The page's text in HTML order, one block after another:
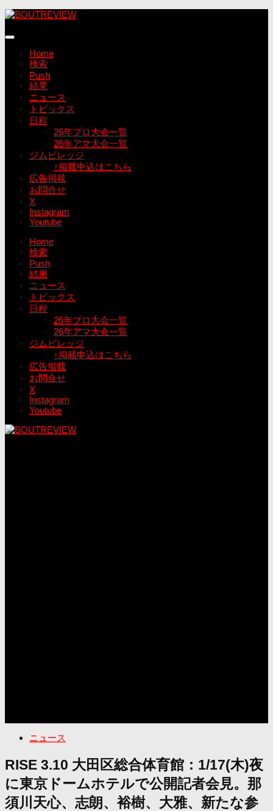
コ
テ
Home
検索
Push
結果
ニュース
トピックス
日程
26年プロ大会一覧
26年アマ大会一覧
ジムビレッジ
↑掲載申込はこちら
広告掲載
お問合せ
X
Instagram
Youtube
Home
検索
Push
結果
ニュース
トピックス
日程
26年プロ大会一覧
26年アマ大会一覧
ジムビレッジ
↑掲載申込はこちら
広告掲載
お問合せ
X
Instagram
Youtube
ニュース
RISE 3.10 大田区総合体育館：1/17(木)夜
に東京ドームホテルで公開記者会見。那
須川天心、志朗、裕樹、大雅、新たな参